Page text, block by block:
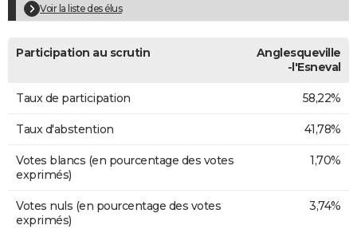
FORUM
Bricolage
Lifestyle
Culture
Sport
Auto
Television
Voyage
Cinema
Voir la liste des élus
Participation au scrutin
Anglesqueville
-l'Esneval
Taux de participation 58,22%
Taux d'abstention 41,78%
Votes blancs (en pourcentage des votes
exprimés)
1,70%
Votes nuls (en pourcentage des votes
exprimés)
3,74%